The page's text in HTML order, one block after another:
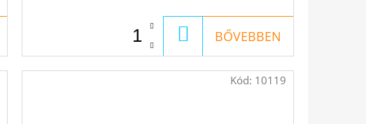
KOSÁRBA
BŐVEBBEN
Kód: 10119